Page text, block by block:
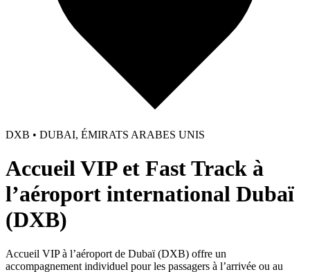
DXB • DUBAI, ÉMIRATS ARABES UNIS
Accueil VIP et Fast Track à
l’aéroport international Dubaï
(DXB)
Accueil VIP à l’aéroport de Dubaï (DXB) offre un
accompagnement individuel pour les passagers à l’arrivée ou au